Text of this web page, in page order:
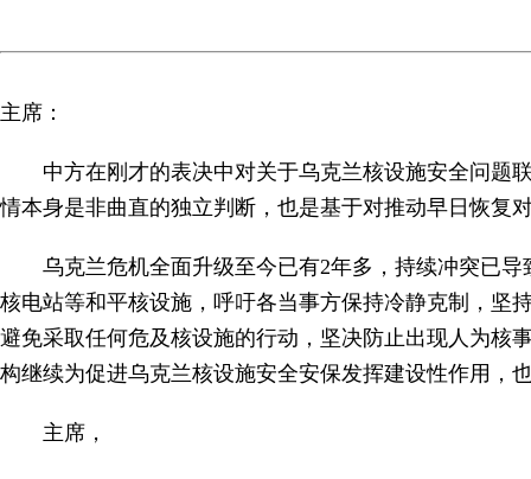
主席：
中方在刚才的表决中对关于乌克兰核设施安全问题
情本身是非曲直的独立判断，也是基于对推动早日恢复
乌克兰危机全面升级至今已有2年多，持续冲突已
核电站等和平核设施，呼吁各当事方保持冷静克制，坚
避免采取任何危及核设施的行动，坚决防止出现人为核
构继续为促进乌克兰核设施安全安保发挥建设性作用，
主席，